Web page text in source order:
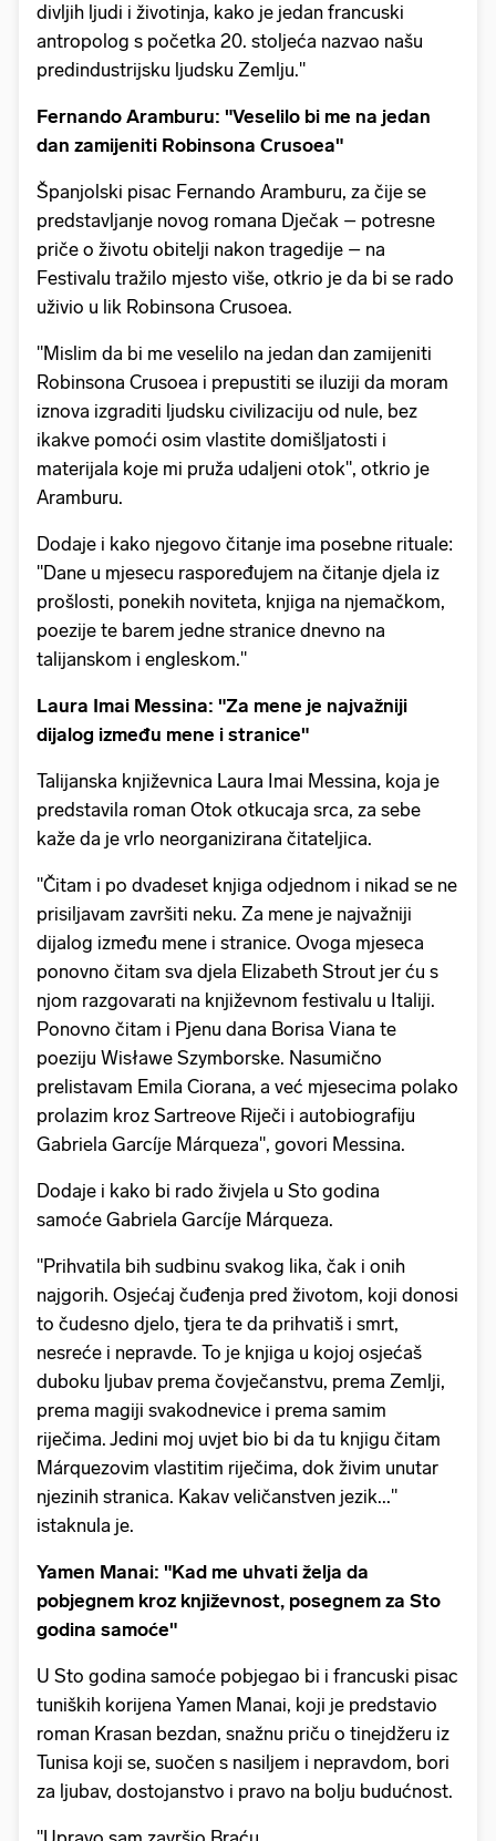
divljih ljudi i životinja, kako je jedan francuski
antropolog s početka 20. stoljeća nazvao našu
predindustrijsku ljudsku Zemlju."
Fernando Aramburu: "Veselilo bi me na jedan
dan zamijeniti Robinsona Crusoea"
Španjolski pisac Fernando Aramburu, za čije se
predstavljanje novog romana Dječak – potresne
priče o životu obitelji nakon tragedije – na
Festivalu tražilo mjesto više, otkrio je da bi se rado
uživio u lik Robinsona Crusoea.
"Mislim da bi me veselilo na jedan dan zamijeniti
Robinsona Crusoea i prepustiti se iluziji da moram
iznova izgraditi ljudsku civilizaciju od nule, bez
ikakve pomoći osim vlastite domišljatosti i
materijala koje mi pruža udaljeni otok", otkrio je
Aramburu.
Dodaje i kako njegovo čitanje ima posebne rituale:
"Dane u mjesecu raspoređujem na čitanje djela iz
prošlosti, ponekih noviteta, knjiga na njemačkom,
poezije te barem jedne stranice dnevno na
talijanskom i engleskom."
Laura Imai Messina: "Za mene je najvažniji
dijalog između mene i stranice"
Talijanska književnica Laura Imai Messina, koja je
predstavila roman Otok otkucaja srca, za sebe
kaže da je vrlo neorganizirana čitateljica.
"Čitam i po dvadeset knjiga odjednom i nikad se ne
prisiljavam završiti neku. Za mene je najvažniji
dijalog između mene i stranice. Ovoga mjeseca
ponovno čitam sva djela Elizabeth Strout jer ću s
njom razgovarati na književnom festivalu u Italiji.
Ponovno čitam i Pjenu dana Borisa Viana te
poeziju Wisławe Szymborske. Nasumično
prelistavam Emila Ciorana, a već mjesecima polako
prolazim kroz Sartreove Riječi i autobiografiju
Gabriela Garcíje Márqueza", govori Messina.
Dodaje i kako bi rado živjela u Sto godina
samoće Gabriela Garcíje Márqueza.
"Prihvatila bih sudbinu svakog lika, čak i onih
najgorih. Osjećaj čuđenja pred životom, koji donosi
to čudesno djelo, tjera te da prihvatiš i smrt,
nesreće i nepravde. To je knjiga u kojoj osjećaš
duboku ljubav prema čovječanstvu, prema Zemlji,
prema magiji svakodnevice i prema samim
riječima. Jedini moj uvjet bio bi da tu knjigu čitam
Márquezovim vlastitim riječima, dok živim unutar
njezinih stranica. Kakav veličanstven jezik..."
istaknula je.
Yamen Manai: "Kad me uhvati želja da
pobjegnem kroz književnost, posegnem za Sto
godina samoće"
U Sto godina samoće pobjegao bi i francuski pisac
tuniških korijena Yamen Manai, koji je predstavio
roman Krasan bezdan, snažnu priču o tinejdžeru iz
Tunisa koji se, suočen s nasiljem i nepravdom, bori
za ljubav, dostojanstvo i pravo na bolju budućnost.